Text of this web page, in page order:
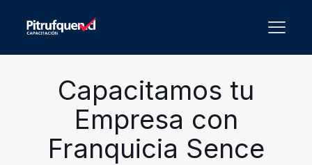
Capacitamos tu
Empresa con
Franquicia Sence